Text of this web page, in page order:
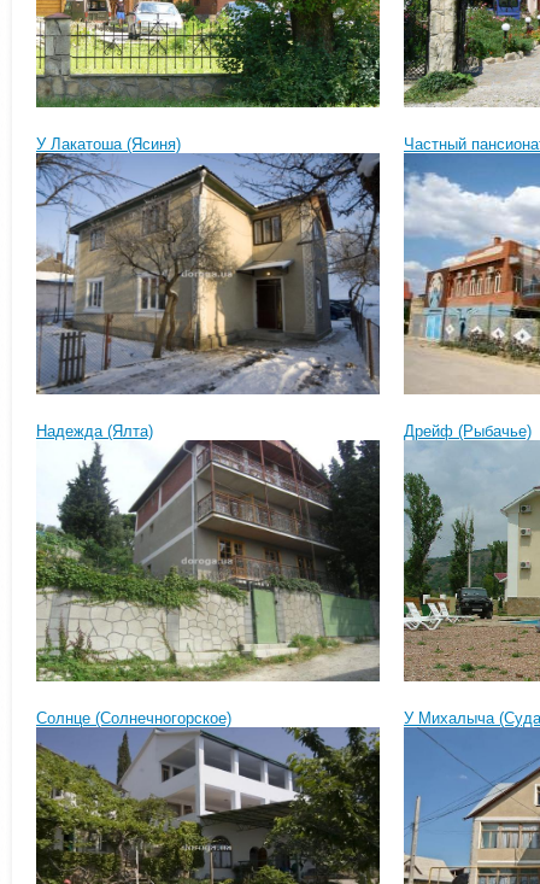
У Лакатоша (Ясиня) Частный
Надежда (Ялта) Дрейф (Рыбачье)
Солнце (Солнечногорское) У Михалыча